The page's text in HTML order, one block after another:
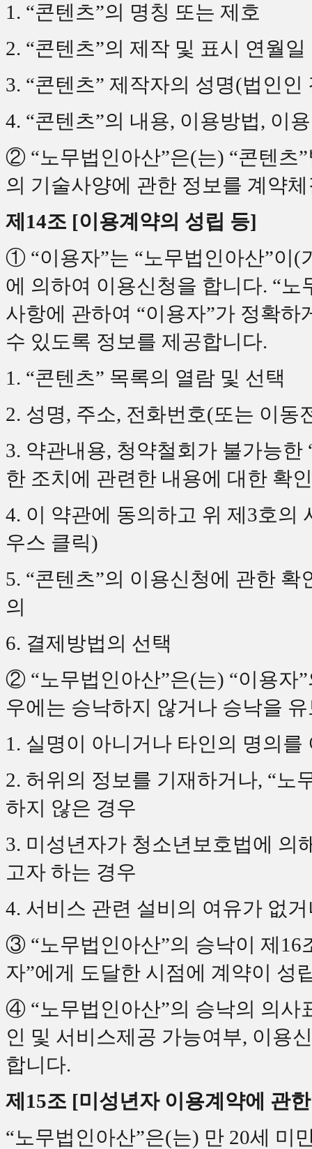
1. “콘텐츠”의 명칭 또는 제호
2. “콘텐츠”의 제작 및 표시 연월일
3. “콘텐츠” 제작자의 성명(법인
4. “콘텐츠”의 내용, 이용방법, 이
② “노무법인아산”은(는) “콘텐츠
의 기술사양에 관한 정보를 계약
제14조 [이용계약의 성립 등]
① “이용자”는 “노무법인아산”이(
에 의하여 이용신청을 합니다. “
사항에 관하여 “이용자”가 정확
수 있도록 정보를 제공합니다.
1. “콘텐츠” 목록의 열람 및 선택
2. 성명, 주소, 전화번호(또는 이
3. 약관내용, 청약철회가 불가능
한 조치에 관련한 내용에 대한 확인
4. 이 약관에 동의하고 위 제3호의
우스 클릭)
5. “콘텐츠”의 이용신청에 관한
의
6. 결제방법의 선택
② “노무법인아산”은(는) “이용자
우에는 승낙하지 않거나 승낙을
1. 실명이 아니거나 타인의 명의를
2. 허위의 정보를 기재하거나, “노
하지 않은 경우
3. 미성년자가 청소년보호법에 의
고자 하는 경우
4. 서비스 관련 설비의 여유가 없
③ “노무법인아산”의 승낙이 제16
자”에게 도달한 시점에 계약이 성
④ “노무법인아산”의 승낙의 의사
인 및 서비스제공 가능여부, 이용
합니다.
제15조 [미성년자 이용계약에 관
“노무법인아산”은(는) 만 20세 미